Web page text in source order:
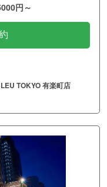
円～
TOKYO 有楽町店